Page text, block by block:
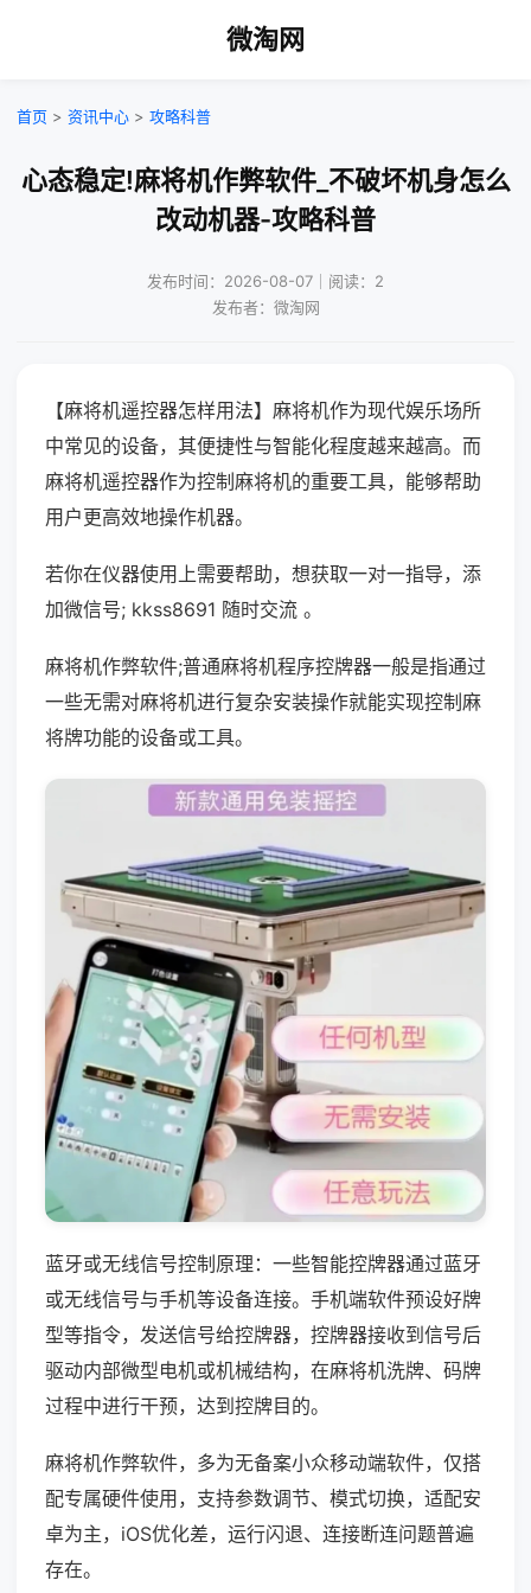
微淘网
首页 > 资讯中心 > 攻略科普
心态稳定!麻将机作弊软件_不破坏机身怎么
改动机器-攻略科普
发布时间：2026-08-07｜阅读：2
发布者：微淘网
【麻将机遥控器怎样用法】麻将机作为现代娱乐场所
中常见的设备，其便捷性与智能化程度越来越高。而
麻将机遥控器作为控制麻将机的重要工具，能够帮助
用户更高效地操作机器。
若你在仪器使用上需要帮助，想获取一对一指导，添
加微信号; kkss8691 随时交流 。
麻将机作弊软件;普通麻将机程序控牌器一般是指通过
一些无需对麻将机进行复杂安装操作就能实现控制麻
将牌功能的设备或工具。
蓝牙或无线信号控制原理：一些智能控牌器通过蓝牙
或无线信号与手机等设备连接。手机端软件预设好牌
型等指令，发送信号给控牌器，控牌器接收到信号后
驱动内部微型电机或机械结构，在麻将机洗牌、码牌
过程中进行干预，达到控牌目的。
麻将机作弊软件，多为无备案小众移动端软件，仅搭
配专属硬件使用，支持参数调节、模式切换，适配安
卓为主，iOS优化差，运行闪退、连接断连问题普遍
存在。